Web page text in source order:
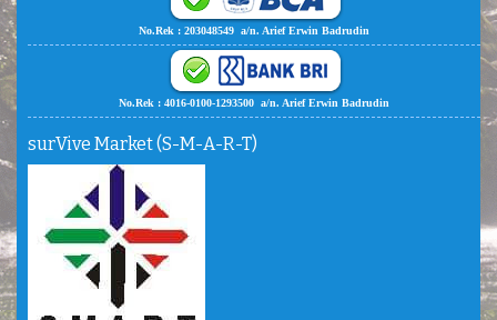
No.Rek : 203048549 a/n. Arief Erwin Badrudin
No.Rek : 4016-0100-1293500 a/n. Arief Erwin Badrudin
surVive Market (S-M-A-R-T)